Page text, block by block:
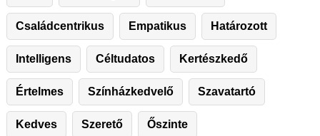
Családcentrikus Empatikus Határozott
Intelligens Céltudatos Kertészkedő
Értelmes Színházkedvelő Szavatartó
Kedves Szerető Őszinte